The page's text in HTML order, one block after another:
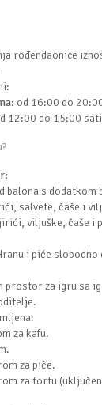
rođendaonice
: od 16:00 do
12:00 do 15:00
balona s dodatkom
salvete, čaše i
viljuške, čaše i
i piće
prostor za igru sa
za kafu.
za piće.
za tortu